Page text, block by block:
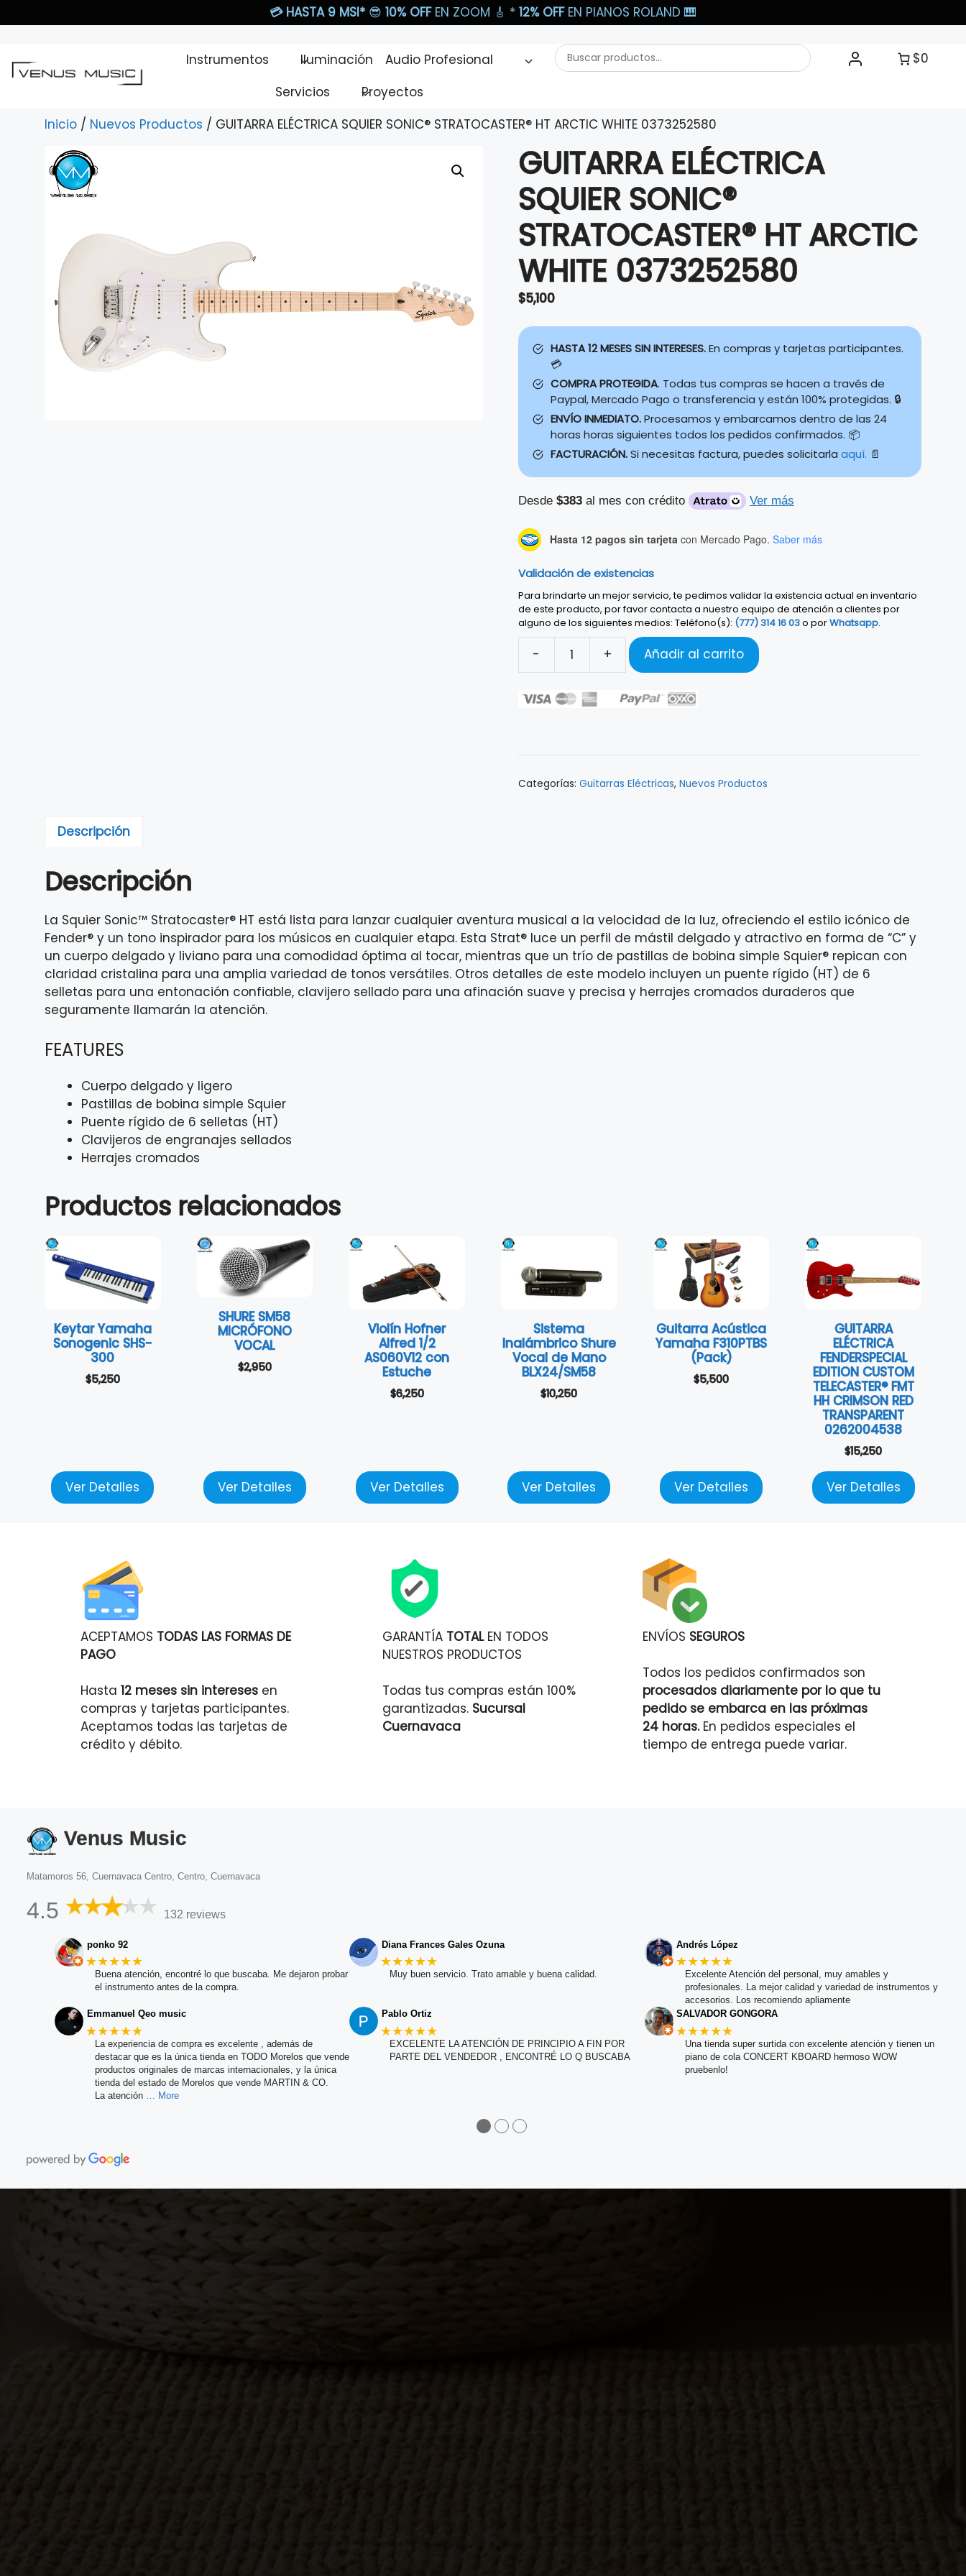
al
💳 HASTA 9 MSI* 😎 10% OFF EN ZOOM 🎸​ * 12% OFFEN PIANOS ROLAND 🎹​
Instrumentos Iluminación
Audio Profesional
Servicios
Proyectos
Buscar
productos...
$0
Inicio / Nuevos Productos / GUITARRA ELÉCTRICA SQUIER SONIC® STRATOCASTER® HT ARCTIC WHITE 0373252580
GUITARRA ELÉCTRICA
SQUIER SONIC®
STRATOCASTER® HT ARCTIC
WHITE 0373252580
$5,100
HASTA 12 MESES SIN INTERESES.En compras y tarjetas participantes.
💳
COMPRA PROTEGIDA. Todas tus compras se hacen a través de
Paypal, Mercado Pago o transferencia y están 100% protegidas. 🔒
ENVÍO INMEDIATO.Procesamos y embarcamos dentro de las 24
horas horas siguientes todos los pedidos confirmados. 📦
FACTURACIÓN.Si necesitas factura, puedes solicitarla aquí. 📄
Desde $383al mes con crédito Ver más
Hasta 12 pagos sin tarjetacon Mercado Pago. Saber más
Validación de existencias
Para brindarte un mejor servicio, te pedimos validar la existencia actual en inventario
de este producto, por favor contacta a nuestro equipo de atención a clientes por
alguno de los siguientes medios: Teléfono(s): (777) 314 16 03o porWhatsapp.
-
GUITARRA
SQUIER
HT
WHITE
+ Añadir al carrito
Categorías: Guitarras Eléctricas, Nuevos Productos
Descripción
Descripción
La Squier Sonic™ Stratocaster® HT está lista para lanzar cualquier aventura musical a la velocidad de la luz, ofreciendo el estilo icónico de
Fender® y un tono inspirador para los músicos en cualquier etapa. Esta Strat® luce un perfil de mástil delgado y atractivo en forma de “C” y
un cuerpo delgado y liviano para una comodidad óptima al tocar, mientras que un trío de pastillas de bobina simple Squier® repican con
claridad cristalina para una amplia variedad de tonos versátiles. Otros detalles de este modelo incluyen un puente rígido (HT) de 6
selletas para una entonación confiable, clavijero sellado para una afinación suave y precisa y herrajes cromados duraderos que
seguramente llamarán la atención.
FEATURES
Cuerpo delgado y ligero
Pastillas de bobina simple Squier
Puente rígido de 6 selletas (HT)
Clavijeros de engranajes sellados
Herrajes cromados
Productos relacionados
Keytar Yamaha
Sonogenic SHS-
300
$5,250
Ver Detalles
SHURE SM58
MICRÓFONO
VOCAL
$2,950
Ver Detalles
Violín Hofner
Alfred 1/2
AS060V12 con
Estuche
$6,250
Ver Detalles
Sistema
Inalámbrico Shure
Vocal de Mano
BLX24/SM58
$10,250
Ver Detalles
Guitarra Acústica
Yamaha F310PTBS
(Pack)
$5,500
Ver Detalles
GUITARRA
ELÉCTRICA
FENDERSPECIAL
EDITION CUSTOM
TELECASTER® FMT
HH CRIMSON RED
TRANSPARENT
0262004538
$15,250
Ver Detalles
ACEPTAMOS TODAS LAS FORMAS DE
PAGO
Hasta 12 meses sin intereses en
compras y tarjetas participantes.
Aceptamos todas las tarjetas de
crédito y débito.
GARANTÍA TOTALEN TODOS
NUESTROS PRODUCTOS
Todas tus compras están 100%
garantizadas. Sucursal
Cuernavaca
ENVÍOS SEGUROS
Todos los pedidos confirmados son
procesados diariamente por lo que tu
pedido se embarca en las próximas
24 horas.En pedidos especiales el
tiempo de entrega puede variar.
Venus Music
Matamoros 56, Cuernavaca Centro, Centro, Cuernavaca
4.5 132 reviews
ponko 92
★★★★★
Buena atención, encontré lo que buscaba. Me dejaron probar
el instrumento antes de la compra.
Diana Frances Gales Ozuna
★★★★★
Muy buen servicio. Trato amable y buena calidad.
Andrés López
★★★★★
Excelente Atención del personal, muy amables y
profesionales. La mejor calidad y variedad de instrumentos y
accesorios. Los recomiendo apliamente
Emmanuel Qeo music
★★★★★
La experiencia de compra es excelente , además de
destacar que es la única tienda en TODO Morelos que vende
productos originales de marcas internacionales, y la única
tienda del estado de Morelos que vende MARTIN & CO.
La atención
… More
Pablo Ortiz
★★★★★
EXCELENTE LA ATENCIÓN DE PRINCIPIO A FIN POR
PARTE DEL VENDEDOR , ENCONTRÉ LO Q BUSCABA
SALVADOR GONGORA
★★★★★
Una tienda super surtida con excelente atención y tienen un
piano de cola CONCERT KBOARD hermoso WOW
pruebenlo!
●●●